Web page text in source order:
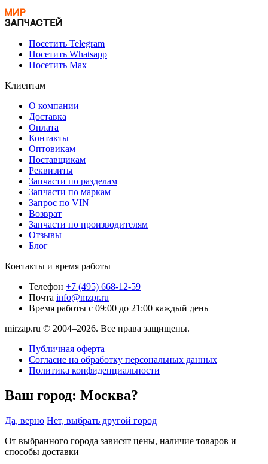
Посетить Telegram
Посетить Whatsapp
Посетить Max
Клиентам
О компании
Доставка
Оплата
Контакты
Оптовикам
Поставщикам
Реквизиты
Запчасти по разделам
Запчасти по маркам
Запрос по VIN
Возврат
Запчасти по производителям
Отзывы
Блог
Контакты и время работы
Телефон +7 (495) 668-12-59
Почта info@mzpr.ru
Время работы с 09:00 до 21:00 каждый день
mirzap.ru © 2004–2026. Все права защищены.
Публичная оферта
Согласие на обработку персональных данных
Политика конфиденциальности
Ваш город: Москва?
Да, верно Нет, выбрать другой город
От выбранного города зависят цены, наличие товаров и
способы доставки